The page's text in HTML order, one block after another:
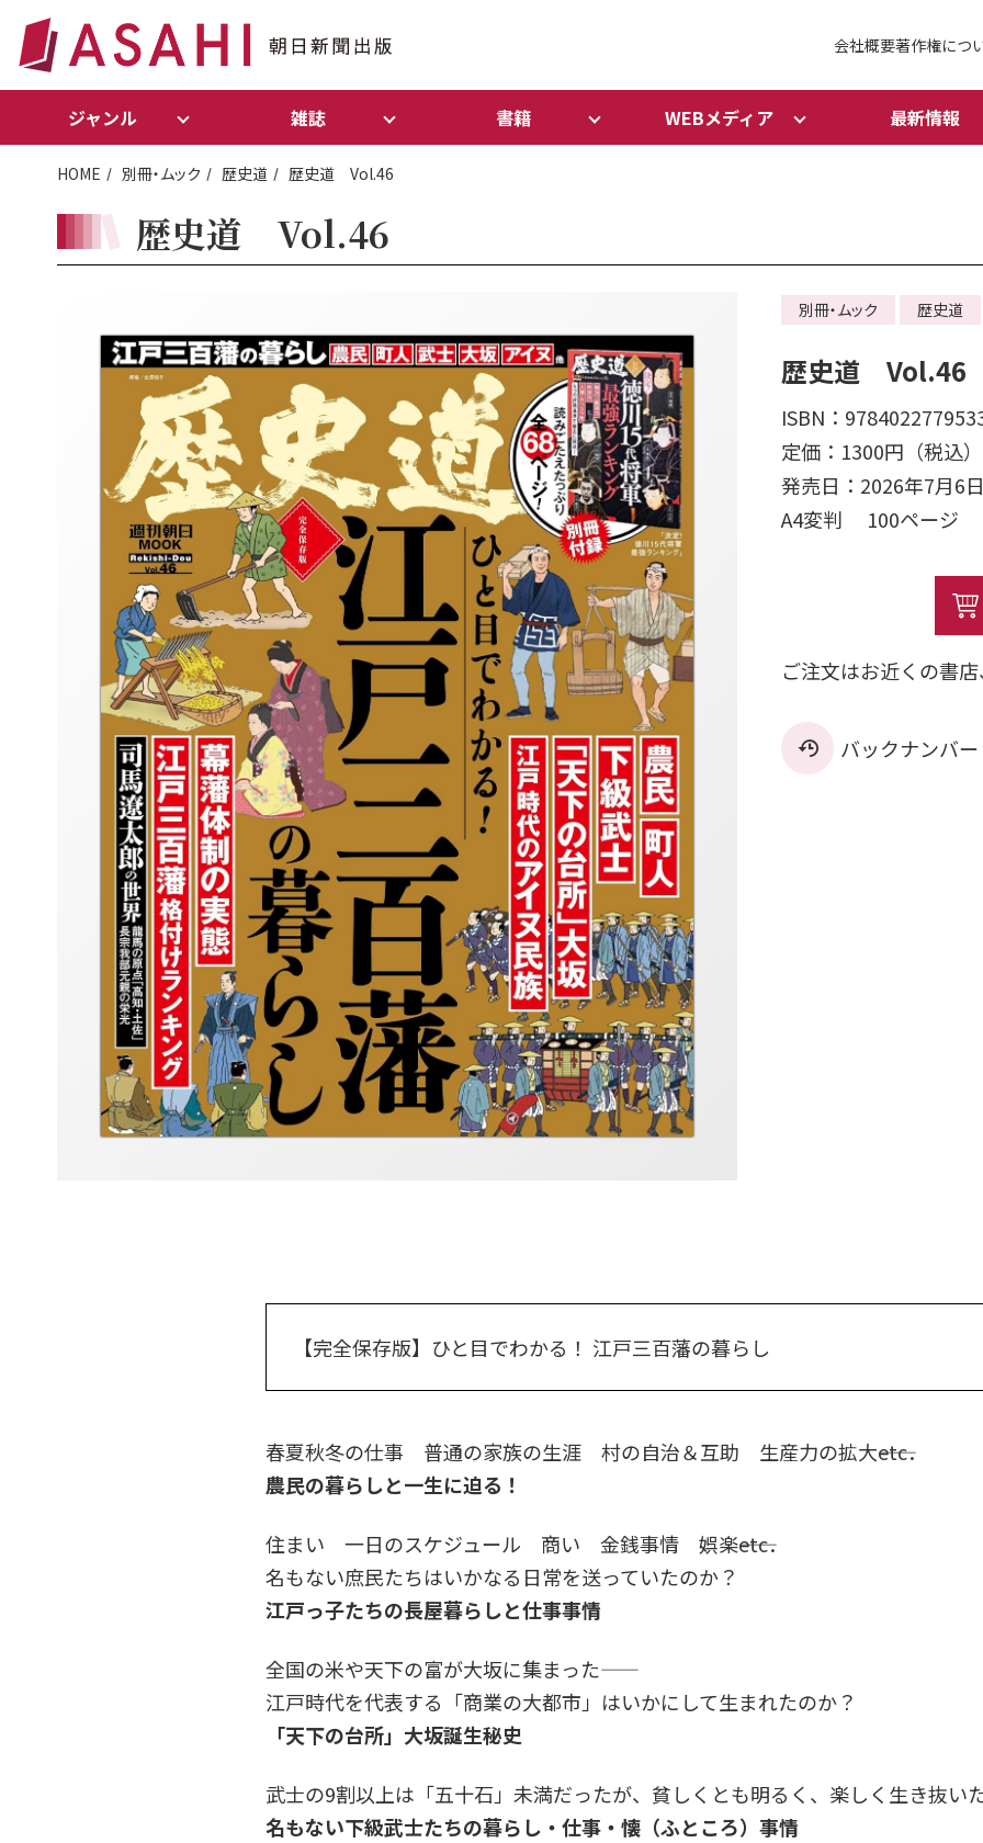
会社概要著作権につ
ジャンル 雑誌 書籍 WEBメディア 最新情報
HOME 別冊・ムック 歴史道 歴史道 Vol.46
歴史道 Vol.46
別冊・ムック 歴史道
歴史道 Vol.46
ISBN：
定価：1300円（税込）
発売日：2026年7月6
A4変判 100ペー
ご注文はお近くの書
バックナンバー
【完全保存版】ひと目でわかる！ 江戸三百藩の暮らし
春夏秋冬の仕事 普通の家族の生涯 村の自治＆互助 生産力の拡大――etc．
農民の暮らしと一生に迫る！
住まい 一日のスケジュール 商い 金銭事情 娯楽――etc．
名もない庶民たちはいかなる日常を送っていたのか？
江戸っ子たちの長屋暮らしと仕事事情
全国の米や天下の富が大坂に集まった――
江戸時代を代表する「商業の大都市」はいかにして生まれたのか？
「天下の台所」大坂誕生秘史
武士の9割以上は「五十石」未満だったが、貧しくとも明るく、楽しく生き抜い
名もない下級武士たちの暮らし・仕事・懐（ふところ）事情